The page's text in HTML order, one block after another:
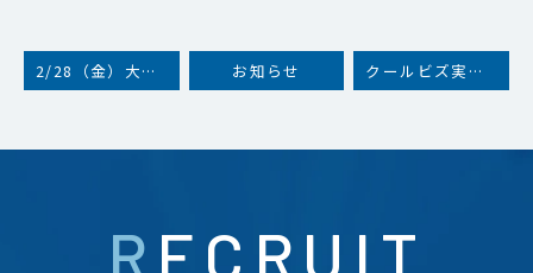
2/28（金）大阪本社研修会による臨時休業のお知らせ お知らせ クールビズ実施のお知らせ
RECRUIT